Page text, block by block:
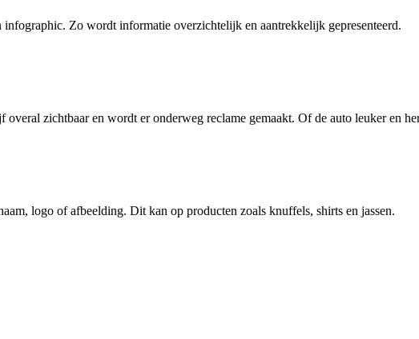
Zo wordt informatie overzichtelijk en aantrekkelijk gepresenteerd.
zichtbaar en wordt er onderweg reclame gemaakt. Of de auto leuker en
logo of afbeelding. Dit kan op producten zoals knuffels, shirts en jassen.